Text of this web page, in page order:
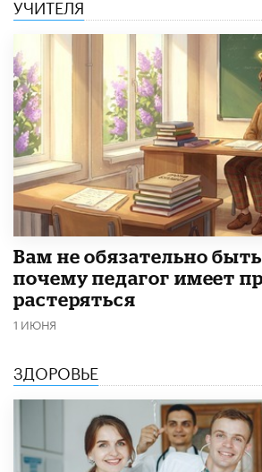
УЧИТЕЛЯ
​Вам не обязательно
почему педагог имеет
растеряться
1 ИЮНЯ
ЗДОРОВЬЕ